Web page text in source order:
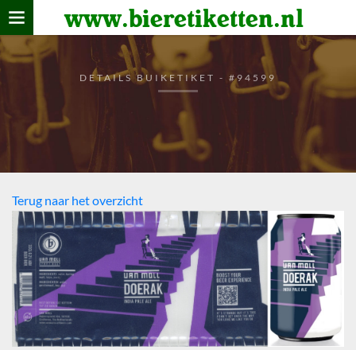
www.bieretiketten.nl
Home
verzamelen
De bierkaart
Bezoekers
DETAILS BUIKETIKET - #94599
Terug naar het overzicht